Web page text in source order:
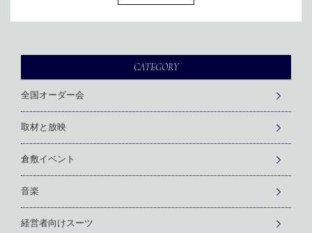
CATEGORY
全国オーダー会
取材と放映
倉敷イベント
音楽
経営者向けスーツ